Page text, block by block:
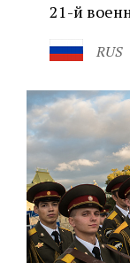
21-й
RUS